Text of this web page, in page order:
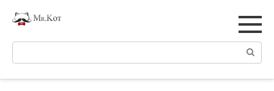
Поиск: